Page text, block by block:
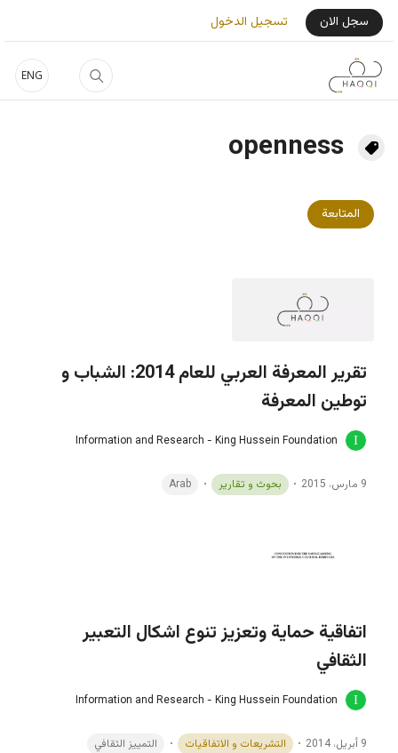
تجاوز إلى المحتوى الرئيسي
ENG
User Login Menu
سجل الان تسجيل الدخول
openness
المتابعة
تقرير المعرفة العربي للعام 2014: الشباب و
توطين المعرفة
Information and Research - King Hussein Foundation
9 مارس، 2015 بحوث و تقارير Arab
اتفاقية حماية وتعزيز تنوع اشكال التعبير
الثقافي
Information and Research - King Hussein Foundation
9 أبريل، 2014 التشريعات و الاتفاقيات التمييز الثقافي